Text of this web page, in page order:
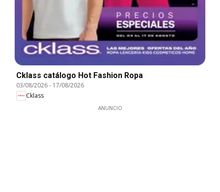
Cklass catálogo Hot Fashion Ropa
03/08/2026- 17/08/2026
Cklass
ANUNCIO